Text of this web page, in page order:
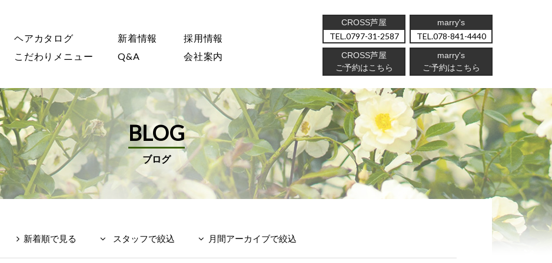
ヘアカタログ 新着情報
採用情報
こだわりメニュー Q&A 会社案内
CROSS芦屋
0797-31-2587
marry's
078-841-4440
CROSS芦屋
ご予約はこちら
marry's
ご予約はこちら
BLOG
ブログ
新着順で見る スタッフで絞込 月間アーカイブで絞込